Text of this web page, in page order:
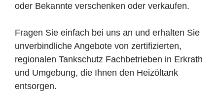
oder Bekannte verschenken oder verkaufen.
Fragen Sie einfach bei uns an und erhalten Sie
unverbindliche Angebote von zertifizierten,
regionalen Tankschutz Fachbetrieben in Erkrath
und Umgebung, die Ihnen den Heizöltank
entsorgen.